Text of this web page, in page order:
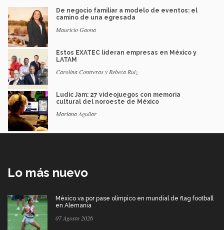
De negocio familiar a modelo de eventos: el
camino de una egresada
Mauricio Gaona
Estos EXATEC lideran empresas en México y
LATAM
Carolina Contreras y Rebeca Ruiz
Ludic Jam: 27 videojuegos con memoria
cultural del noroeste de México
Mariana Aguilar
Lo más nuevo
México va por pase olímpico en mundial de flag football
en Alemania
07 Agosto 2026